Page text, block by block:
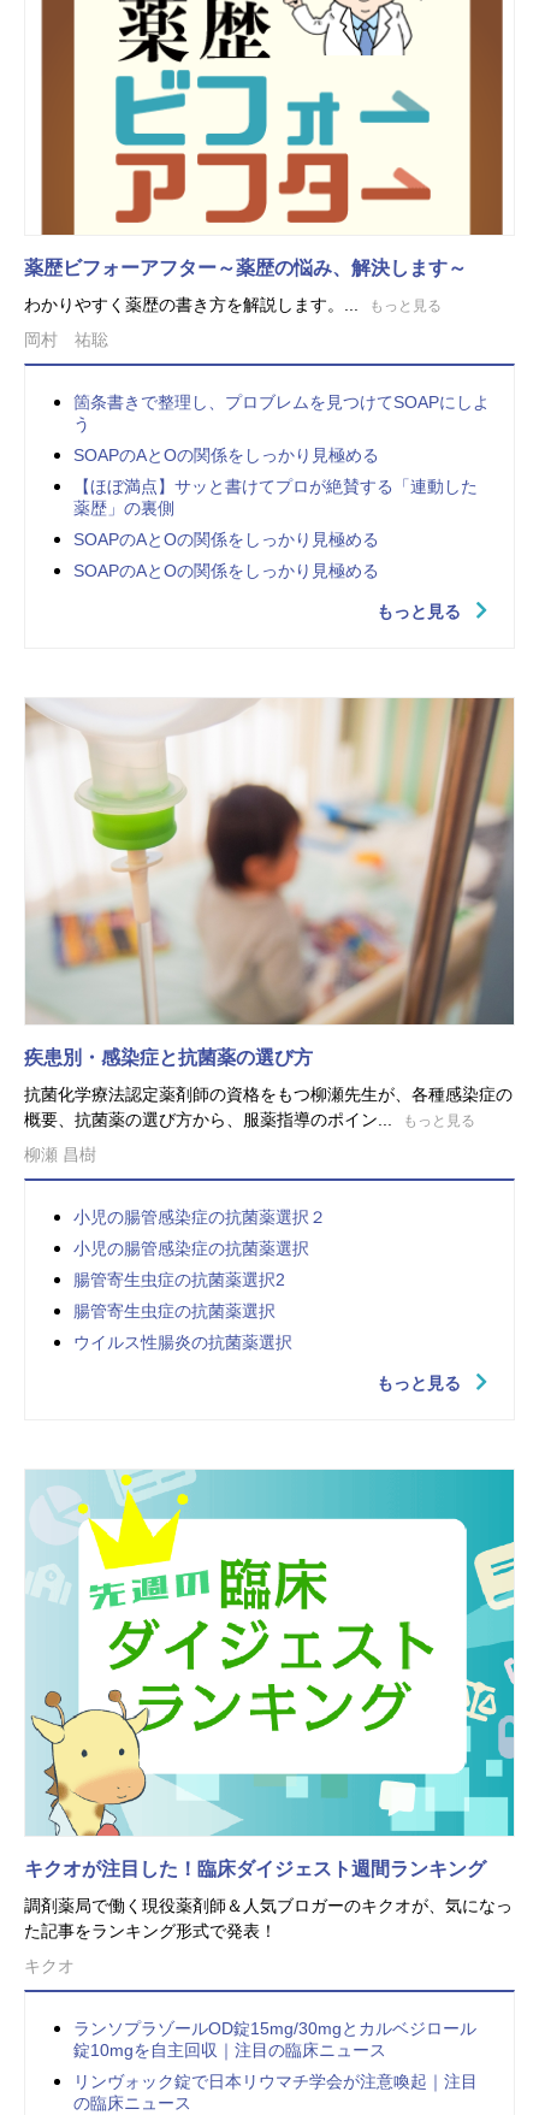
薬歴ビフォーアフター～薬歴の悩み、解決します～
わかりやすく薬歴の書き方を解説します。... もっと見る
岡村 祐聡
箇条書きで整理し、プロブレムを見つけてSOAPにしよ
う
SOAPのAとOの関係をしっかり見極める
【ほぼ満点】サッと書けてプロが絶賛する「連動した
薬歴」の裏側
SOAPのAとOの関係をしっかり見極める
SOAPのAとOの関係をしっかり見極める
もっと見る
疾患別・感染症と抗菌薬の選び方
抗菌化学療法認定薬剤師の資格をもつ柳瀬先生が、各種感染症の
概要、抗菌薬の選び方から、服薬指導のポイン...
もっと見る
柳瀬 昌樹
小児の腸管感染症の抗菌薬選択２
小児の腸管感染症の抗菌薬選択
腸管寄生虫症の抗菌薬選択2
腸管寄生虫症の抗菌薬選択
ウイルス性腸炎の抗菌薬選択
もっと見る
キクオが注目した！臨床ダイジェスト週間ランキング
調剤薬局で働く現役薬剤師＆人気ブロガーのキクオが、気になっ
た記事をランキング形式で発表！
キクオ
ランソプラゾールOD錠15mg/30mgとカルベジロール
錠10mgを自主回収｜注目の臨床ニュース
リンヴォック錠で日本リウマチ学会が注意喚起｜注目
の臨床ニュース